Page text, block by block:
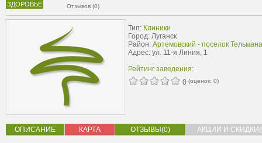
ЗДОРОВЬЕ Отзывов (0)
Тип: Клиники
Город: Луганск
Район: Артемовский - поселок Тельмана
Адрес: ул. 11-я Линия, 1
Рейтинг заведения:
0 (оценок: 0)
ОПИСАНИЕ КАРТА ОТЗЫВЫ(0) АКЦИИ И